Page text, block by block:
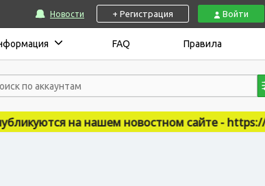
Новости + Регистрация Войти
FAQ Правила
новостном сайте - https://accsmarket.news